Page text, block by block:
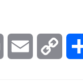
Print Email Copy